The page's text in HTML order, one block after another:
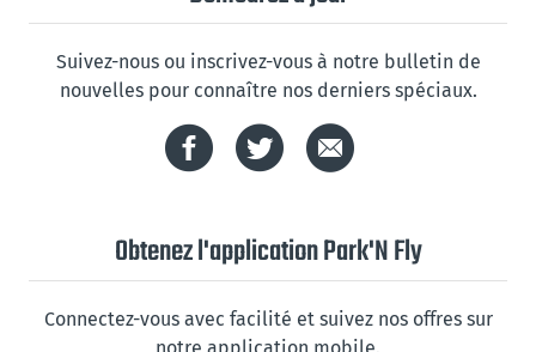
Suivez-nous ou inscrivez-vous à notre bulletin de
nouvelles pour connaître nos derniers spéciaux.
Obtenez l'application Park'N Fly
Connectez-vous avec facilité et suivez nos offres sur